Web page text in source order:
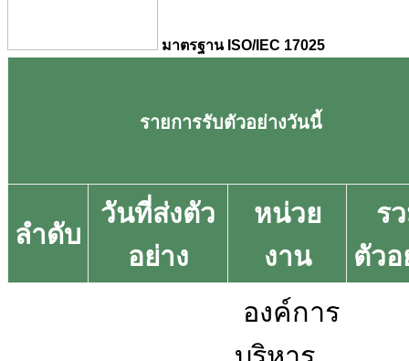
มาตรฐาน ISO/IEC 17025
รายการรับตัวอย่างวันนี้
ลำดับ
วันที่ส่งตัว
อย่าง
หน่วย
งาน
ร
ตัวอ
องค์การ